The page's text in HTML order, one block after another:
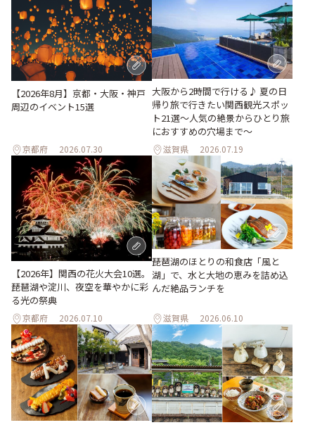
【2026年8月】京都・大阪・神戸
周辺のイベント15選
京都府 2026.07.30
大阪から2時間で行ける♪ 夏の日
帰り旅で行きたい関西観光スポッ
ト21選～人気の絶景からひとり旅
におすすめの穴場まで～
滋賀県 2026.07.19
【2026年】関西の花火大会10選。
琵琶湖や淀川、夜空を華やかに彩
る光の祭典
京都府 2026.07.10
琵琶湖のほとりの和食店「風と
湖」で、水と大地の恵みを詰め込
んだ絶品ランチを
滋賀県 2026.06.10